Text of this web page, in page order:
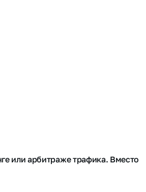
или арбитраже трафика. Вместо